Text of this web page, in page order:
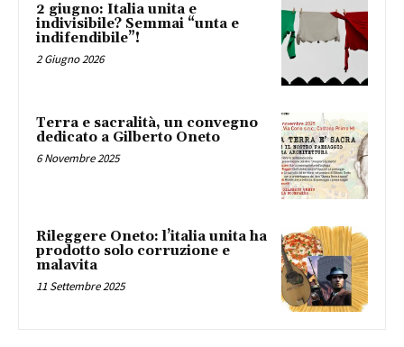
2 giugno: Italia unita e
indivisibile? Semmai “unta e
indifendibile”!
2 Giugno 2026
Terra e sacralità, un convegno
dedicato a Gilberto Oneto
6 Novembre 2025
Rileggere Oneto: l’italia unita ha
prodotto solo corruzione e
malavita
11 Settembre 2025